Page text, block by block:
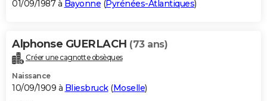
01/09/1987 à Bayonne (Pyrénées-Atlantiques)
Alphonse GUERLACH (73 ans)
Créer une cagnotte obsèques
Naissance
10/09/1909 à Bliesbruck(Moselle)